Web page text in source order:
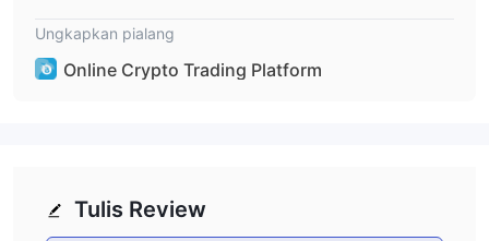
Ungkapkan pialang
Online Crypto Trading Platform
Tulis Review